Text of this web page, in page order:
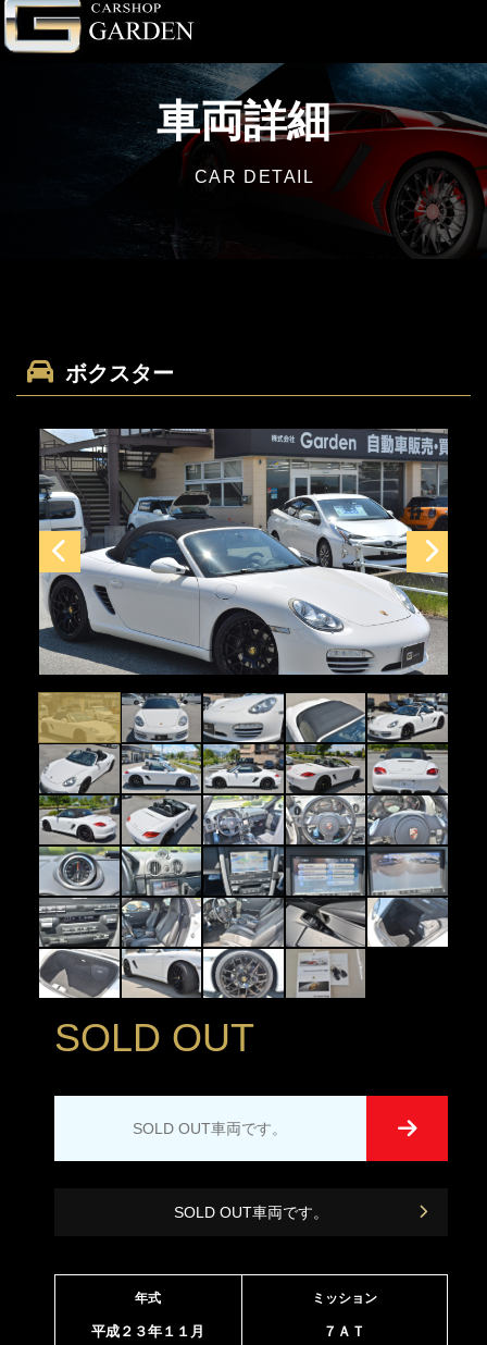
車両詳細
CAR DETAIL
ボクスター
SOLD OUT
SOLD OUT車両です。
SOLD OUT車両です。
年式
平成２３年１１月
ミッション
７ＡＴ